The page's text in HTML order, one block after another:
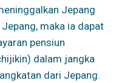
Jepang
maka ia dapat
pensiun
dalam jangka
dari Jepang.